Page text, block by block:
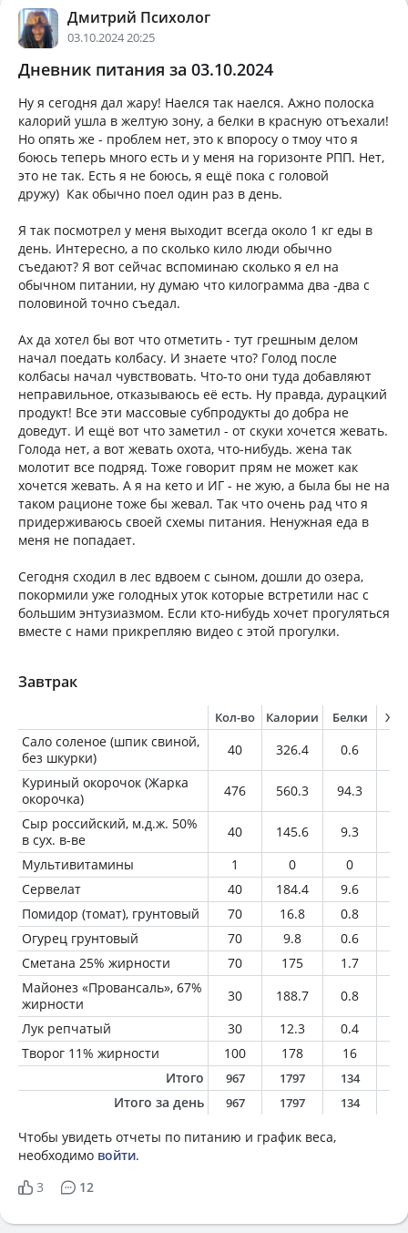
Дмитрий Психолог
03.10.2024 20:25
Дневник питания за 03.10.2024
Ну я сегодня дал жару! Наелся так наелся. Ажно полоска
калорий ушла в желтую зону, а белки в красную отъехали!
Но опять же - проблем нет, это к впоросу о тмоу что я
боюсь теперь много есть и у меня на горизонте РПП. Нет,
это не так. Есть я не боюсь, я ещё пока с головой
дружу) Как обычно поел один раз в день.
Я так посмотрел у меня выходит всегда около 1 кг еды в
день. Интересно, а по сколько кило люди обычно
съедают? Я вот сейчас вспоминаю сколько я ел на
обычном питании, ну думаю что килограмма два -два с
половиной точно съедал.
Ах да хотел бы вот что отметить - тут грешным делом
начал поедать колбасу. И знаете что? Голод после
колбасы начал чувствовать. Что-то они туда добавляют
неправильное, отказываюсь её есть. Ну правда, дурацкий
продукт! Все эти массовые субпродукты до добра не
доведут. И ещё вот что заметил - от скуки хочется жевать.
Голода нет, а вот жевать охота, что-нибудь. жена так
молотит все подряд. Тоже говорит прям не может как
хочется жевать. А я на кето и ИГ - не жую, а была бы не на
таком рационе тоже бы жевал. Так что очень рад что я
придерживаюсь своей схемы питания. Ненужная еда в
меня не попадает.
Сегодня сходил в лес вдвоем с сыном, дошли до озера,
покормили уже голодных уток которые встретили нас с
большим энтузиазмом. Если кто-нибудь хочет прогуляться
вместе с нами прикрепляю видео с этой прогулки.
Завтрак
Кол-во Калории Белки
Сало соленое (шпик свиной,
без шкурки)
40 326.4 0.6
Куриный окорочок (Жарка
окорочка)
476 560.3 94.3
Сыр российский, м.д.ж. 50%
в сух. в-ве
40 145.6 9.3
Мультивитамины
1 0 0
Сервелат
40 184.4 9.6
Помидор (томат), грунтовый
70 16.8 0.8
Огурец грунтовый
70 9.8 0.6
Сметана 25% жирности
70 175 1.7
Майонез «Провансаль», 67%
жирности
30 188.7 0.8
Лук репчатый
30 12.3 0.4
Творог 11% жирности
100 178 16
Итого
967 1797 134
Итого за день 967 1797 134
Чтобы увидеть отчеты по питанию и график веса,
необходимо войти.
3
12